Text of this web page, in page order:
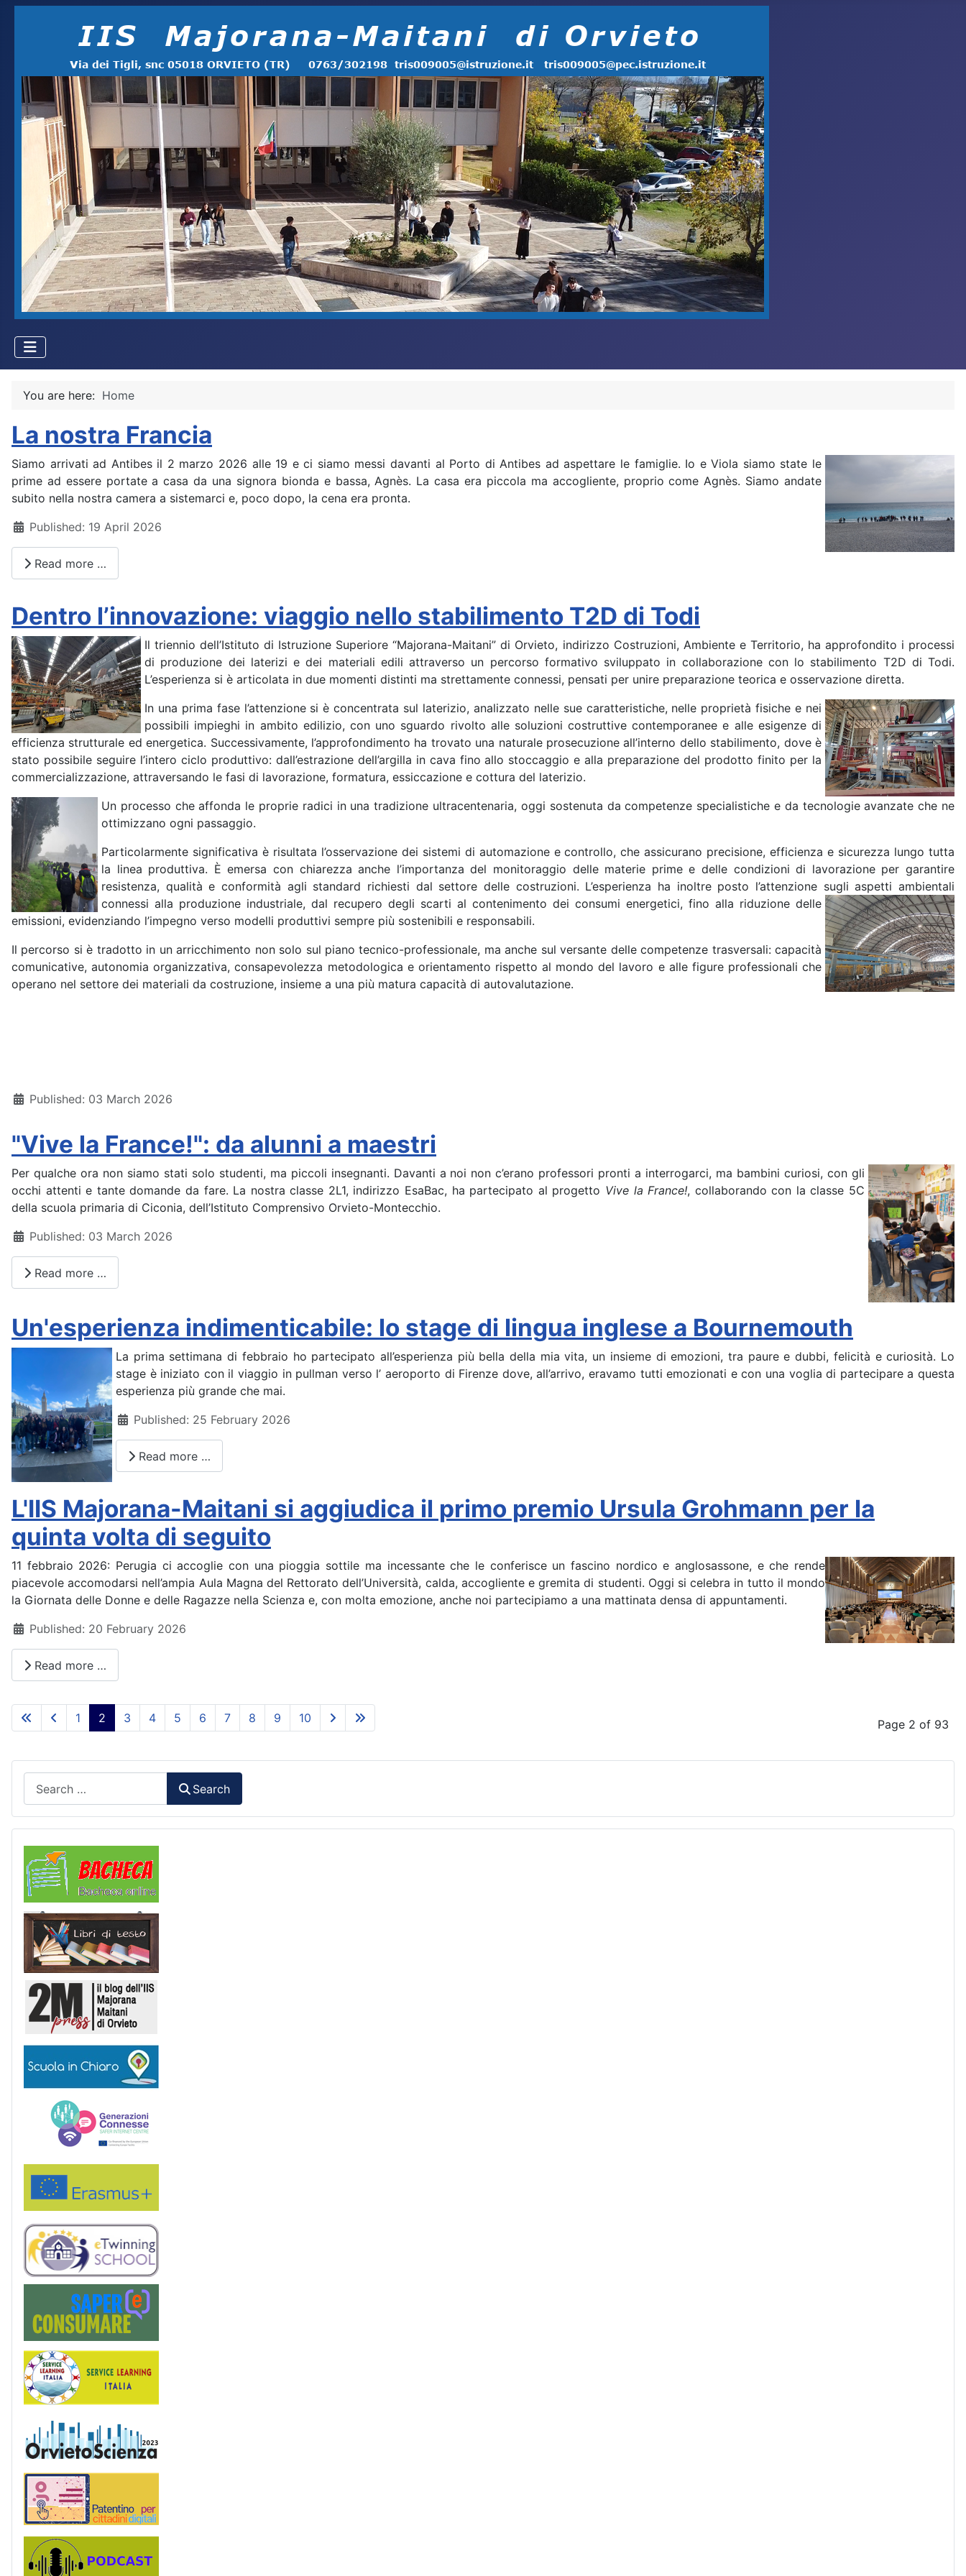
You are here: Home
La nostra Francia
Siamo arrivati ad Antibes il 2 marzo 2026 alle 19 e ci siamo messi davanti al Porto di Antibes ad aspettare le famiglie. Io e Viola siamo state le
prime ad essere portate a casa da una signora bionda e bassa, Agnès. La casa era piccola ma accogliente, proprio come Agnès. Siamo andate
subito nella nostra camera a sistemarci e, poco dopo, la cena era pronta.
DetailsPublished: 19 April 2026
Read more …
Dentro l’innovazione: viaggio nello stabilimento T2D di Todi
Il triennio dell’Istituto di Istruzione Superiore “Majorana-Maitani” di Orvieto, indirizzo Costruzioni, Ambiente e Territorio, ha approfondito i processi
di produzione dei laterizi e dei materiali edili attraverso un percorso formativo sviluppato in collaborazione con lo stabilimento T2D di Todi.
L’esperienza si è articolata in due momenti distinti ma strettamente connessi, pensati per unire preparazione teorica e osservazione diretta.
In una prima fase l’attenzione si è concentrata sul laterizio, analizzato nelle sue caratteristiche, nelle proprietà fisiche e nei
possibili impieghi in ambito edilizio, con uno sguardo rivolto alle soluzioni costruttive contemporanee e alle esigenze di
efficienza strutturale ed energetica. Successivamente, l’approfondimento ha trovato una naturale prosecuzione all’interno dello stabilimento, dove è
stato possibile seguire l’intero ciclo produttivo: dall’estrazione dell’argilla in cava fino allo stoccaggio e alla preparazione del prodotto finito per la
commercializzazione, attraversando le fasi di lavorazione, formatura, essiccazione e cottura del laterizio.
Un processo che affonda le proprie radici in una tradizione ultracentenaria, oggi sostenuta da competenze specialistiche e da tecnologie avanzate che ne
ottimizzano ogni passaggio.
Particolarmente significativa è risultata l’osservazione dei sistemi di automazione e controllo, che assicurano precisione, efficienza e sicurezza lungo tutta
la linea produttiva. È emersa con chiarezza anche l’importanza del monitoraggio delle materie prime e delle condizioni di lavorazione per garantire
resistenza, qualità e conformità agli standard richiesti dal settore delle costruzioni. L’esperienza ha inoltre posto l’attenzione sugli aspetti ambientali
connessi alla produzione industriale, dal recupero degli scarti al contenimento dei consumi energetici, fino alla riduzione delle
emissioni, evidenziando l’impegno verso modelli produttivi sempre più sostenibili e responsabili.
Il percorso si è tradotto in un arricchimento non solo sul piano tecnico-professionale, ma anche sul versante delle competenze trasversali: capacità
comunicative, autonomia organizzativa, consapevolezza metodologica e orientamento rispetto al mondo del lavoro e alle figure professionali che
operano nel settore dei materiali da costruzione, insieme a una più matura capacità di autovalutazione.
DetailsPublished: 03 March 2026
"Vive la France!": da alunni a maestri
Per qualche ora non siamo stati solo studenti, ma piccoli insegnanti. Davanti a noi non c’erano professori pronti a interrogarci, ma bambini curiosi, con gli
occhi attenti e tante domande da fare. La nostra classe 2L1, indirizzo EsaBac, ha partecipato al progetto Vive la France!, collaborando con la classe 5C
della scuola primaria di Ciconia, dell’Istituto Comprensivo Orvieto-Montecchio.
DetailsPublished: 03 March 2026
Read more …
Un'esperienza indimenticabile: lo stage di lingua inglese a Bournemouth
La prima settimana di febbraio ho partecipato all’esperienza più bella della mia vita, un insieme di emozioni, tra paure e dubbi, felicità e curiosità. Lo
stage è iniziato con il viaggio in pullman verso l’ aeroporto di Firenze dove, all’arrivo, eravamo tutti emozionati e con una voglia di partecipare a questa
esperienza più grande che mai.
DetailsPublished: 25 February 2026
Read more …
L'IIS Majorana-Maitani si aggiudica il primo premio Ursula Grohmann per la
quinta volta di seguito
11 febbraio 2026: Perugia ci accoglie con una pioggia sottile ma incessante che le conferisce un fascino nordico e anglosassone, e che rende
piacevole accomodarsi nell’ampia Aula Magna del Rettorato dell’Università, calda, accogliente e gremita di studenti. Oggi si celebra in tutto il mondo
la Giornata delle Donne e delle Ragazze nella Scienza e, con molta emozione, anche noi partecipiamo a una mattinata densa di appuntamenti.
DetailsPublished: 20 February 2026
Read more …
Page 2 of 93
1 2 3 4 5 6 7 8 9 10
Search
Libri di Testo
Scuola in chiaro
Erasmus+
eTwinning
Service Learning